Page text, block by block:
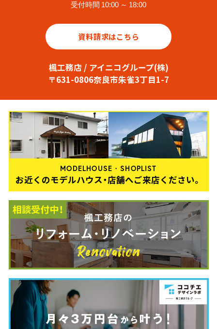
受付時間 10:00 ～ 18:00
資料請求はこちら
楓工務店 / アイニコグループ(株)
〒631-0806奈良市朱雀3丁目1-7
MODELHOUSE・SHOPLIST
お近くのモデルハウス・店舗へご来店ください。